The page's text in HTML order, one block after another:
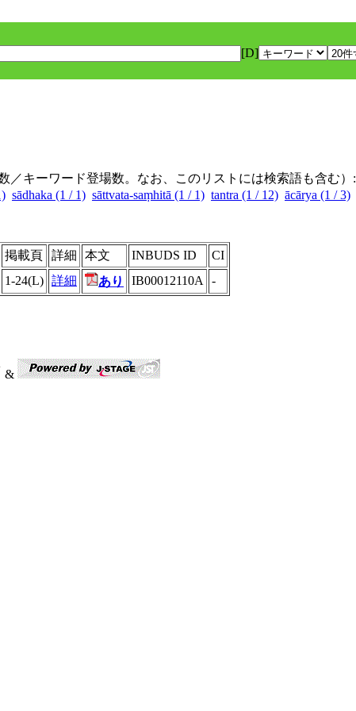
[D]
／キーワード登場数。なお、このリストには検索語も含む）:
sādhaka (1 / 1) sāttvata-saṃhitā (1 / 1) tantra (1 / 12) ācārya (1 / 3)
掲載頁 詳細 本文 INBUDS ID
CI
1-24(L) 詳細 あり IB00012110A -
&